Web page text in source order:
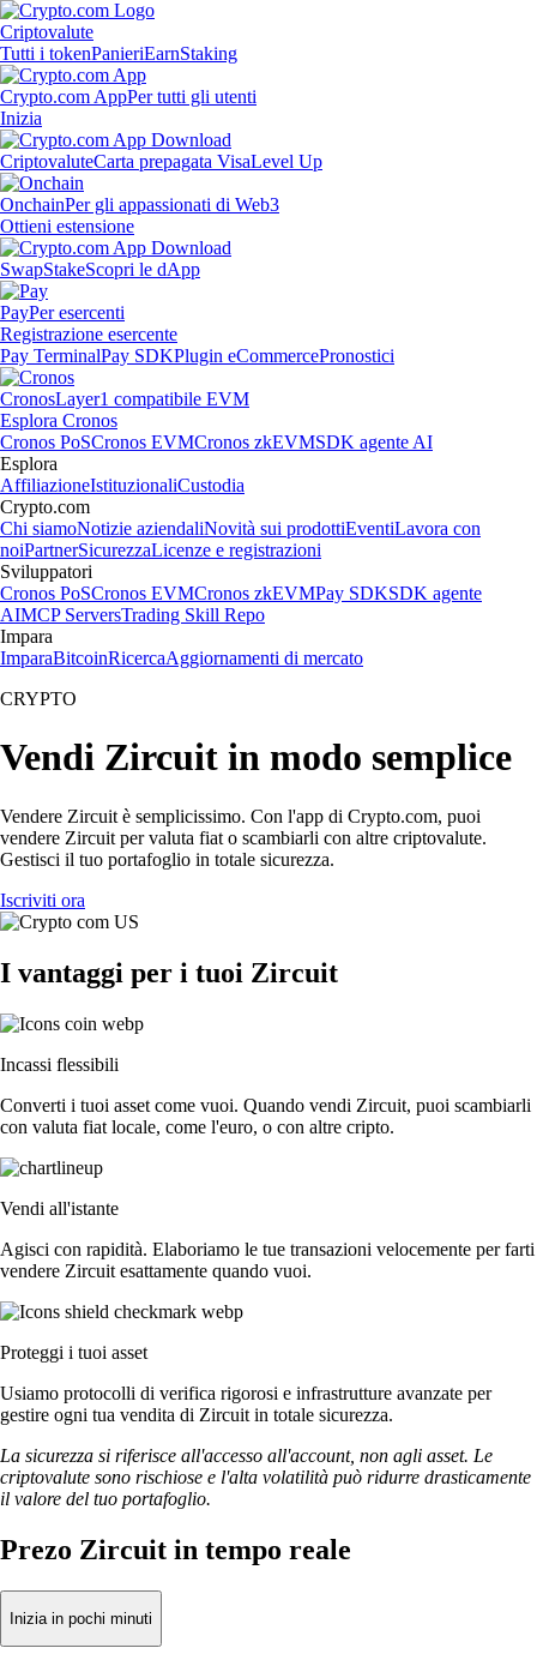
Criptovalute
Tutti i tokenPanieriEarnStaking
Crypto.com AppPer tutti gli utenti
Inizia
CriptovaluteCarta prepagata VisaLevel Up
OnchainPer gli appassionati di Web3
Ottieni estensione
SwapStakeScopri le dApp
PayPer esercenti
Registrazione esercente
Pay TerminalPay SDKPlugin eCommercePronostici
CronosLayer1 compatibile EVM
Esplora Cronos
Cronos PoSCronos EVMCronos zkEVMSDK agente AI
Esplora
AffiliazioneIstituzionaliCustodia
Crypto.com
Chi siamoNotizie aziendaliNovità sui prodottiEventiLavora con
noiPartnerSicurezzaLicenze e registrazioni
Sviluppatori
Cronos PoSCronos EVMCronos zkEVMPay SDKSDK agente
AIMCP ServersTrading Skill Repo
Impara
ImparaBitcoinRicercaAggiornamenti di mercato
CRYPTO
Vendi Zircuit in modo semplice
Vendere Zircuit è semplicissimo. Con l'app di Crypto.com, puoi
vendere Zircuit per valuta fiat o scambiarli con altre criptovalute.
Gestisci il tuo portafoglio in totale sicurezza.
Iscriviti ora
I vantaggi per i tuoi Zircuit
Incassi flessibili
Converti i tuoi asset come vuoi. Quando vendi Zircuit, puoi scambiarli
con valuta fiat locale, come l'euro, o con altre cripto.
Vendi all'istante
Agisci con rapidità. Elaboriamo le tue transazioni velocemente per farti
vendere Zircuit esattamente quando vuoi.
Proteggi i tuoi asset
Usiamo protocolli di verifica rigorosi e infrastrutture avanzate per
gestire ogni tua vendita di Zircuit in totale sicurezza.
La sicurezza si riferisce all'accesso all'account, non agli asset. Le
criptovalute sono rischiose e l'alta volatilità può ridurre drasticamente
il valore del tuo portafoglio.
Prezo Zircuit in tempo reale
Inizia in pochi minuti